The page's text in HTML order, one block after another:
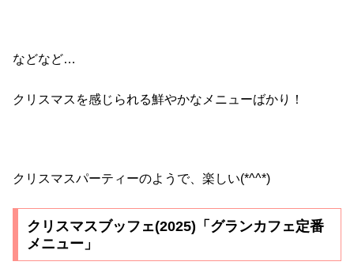
などなど…
クリスマスを感じられる鮮やかなメニューばかり！
クリスマスパーティーのようで、楽しい(*^^*)
クリスマスブッフェ(2025)「グランカフェ定番
メニュー」